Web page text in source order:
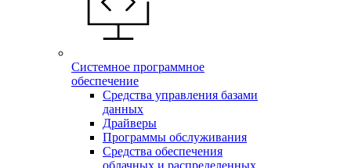
Системное программное
обеспечение
Средства управления базами
данных
Драйверы
Программы обслуживания
Средства обеспечения
облачных и распределенных